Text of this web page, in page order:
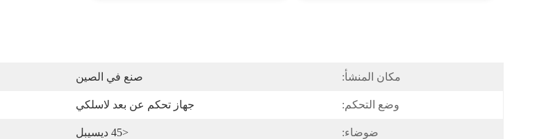
مكان المنشأ: صنع في الصين
وضع التحكم: جهاز تحكم عن بعد لاسلكي
ضوضاء: <45 ديسيبل